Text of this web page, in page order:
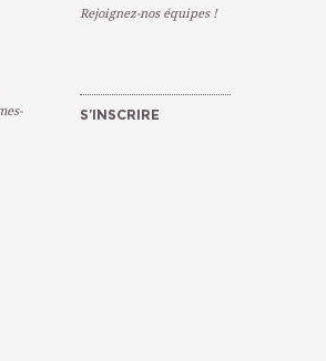
Rejoignez-nos équipes !
S’INSCRIRE